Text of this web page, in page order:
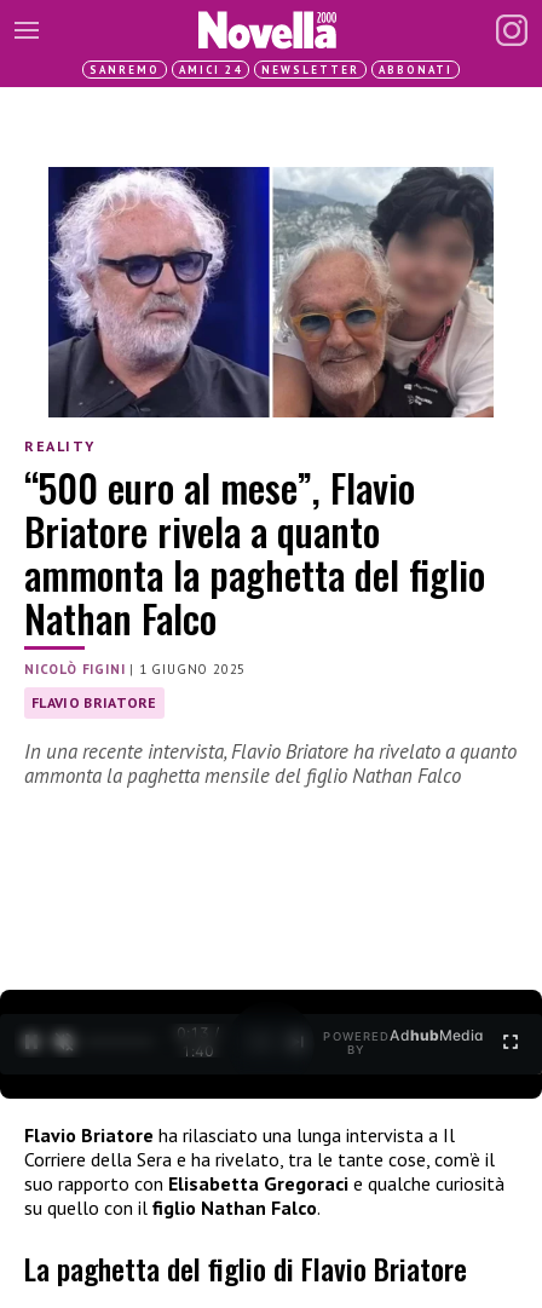
SANREMO AMICI 24 NEWSLETTER ABBONATI
REALITY
“500 euro al mese”, Flavio
Briatore rivela a quanto
ammonta la paghetta del figlio
Nathan Falco
NICOLÒ FIGINI | 1 GIUGNO 2025
FLAVIO BRIATORE
In una recente intervista, Flavio Briatore ha rivelato a quanto
ammonta la paghetta mensile del figlio Nathan Falco
0:15 /
1:40
POWERED
BY
AdhubMedia
Flavio Briatore ha rilasciato una lunga intervista a Il
Corriere della Sera e ha rivelato, tra le tante cose, com’è il
suo rapporto con Elisabetta Gregoraci e qualche curiosità
su quello con il figlio Nathan Falco.
La paghetta del figlio di Flavio Briatore